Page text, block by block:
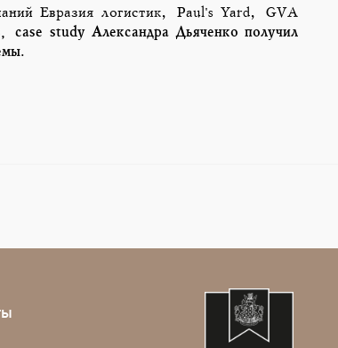
Евразия логистик, Paul's Yard, GVA
case study Александра Дьяченко получил